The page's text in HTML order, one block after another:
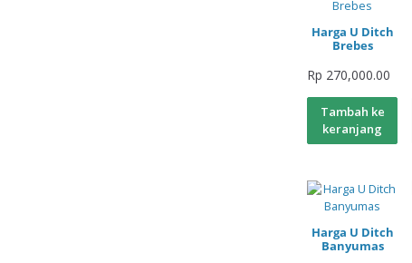
Harga U Ditch
Brebes
Rp 270,000.00
Tambah ke
keranjang
Harga U Ditch
Banyumas